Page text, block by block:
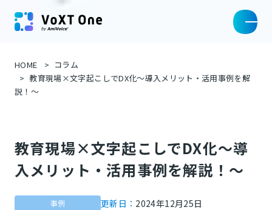
HOME
コラム
教育現場×文字起こしでDX化～導入メリット・活用事例を解
説！～
教育現場×文字起こしでDX化～導
入メリット・活用事例を解説！～
事例 更新日： 2024年12月25日